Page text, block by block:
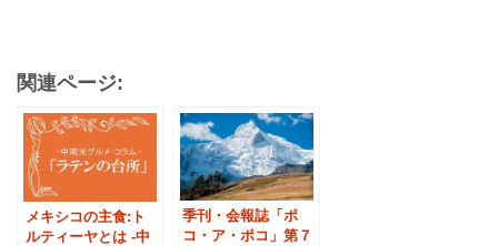
関連ページ:
メキシコの主食:ト
ルティーヤとは -中
季刊・会報誌「ポ
コ・ア・ポコ」第７